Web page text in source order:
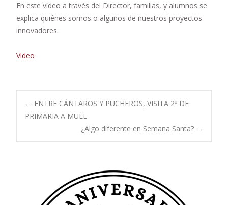
En este vídeo a través del Director, familias, y alumnos se
explica quiénes somos o algunos de nuestros proyectos
innovadores.
Video
Navegación
de
entradas
← ENTRE CÁNTAROS Y PUCHEROS, VISITA 2º DE
PRIMARIA A MUEL
¿Algo diferente en Semana Santa? →